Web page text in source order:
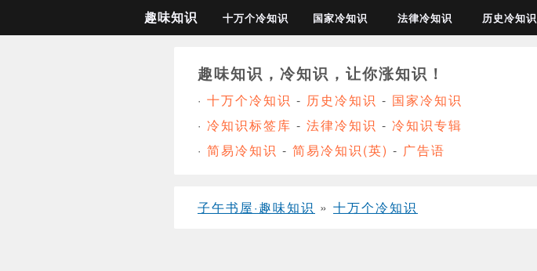
趣味知识 十万个冷知识 国家冷知识 法律冷知识 历史冷知识
趣味知识，冷知识，让你涨知识！
· 十万个冷知识 - 历史冷知识 - 国家冷知识
· 冷知识标签库 - 法律冷知识 - 冷知识专辑
· 简易冷知识 - 简易冷知识(英) - 广告语
子午书屋·趣味知识 » 十万个冷知识